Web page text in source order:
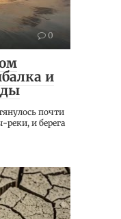
0
и
почти
и берега